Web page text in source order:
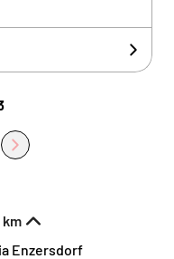
Enzersdorf